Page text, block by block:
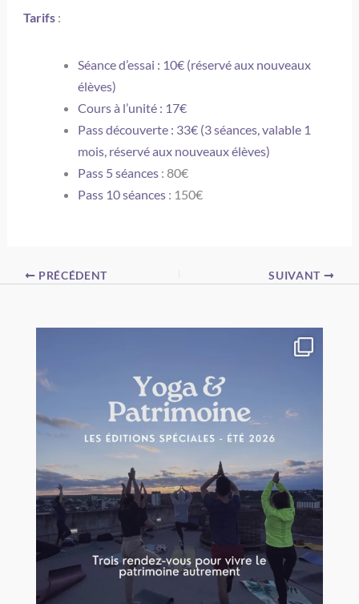
Tarifs:
Séance d’essai : 10€ (réservé aux nouveaux
élèves)
Cours à l’unité : 17€
Pass découverte : 33€ (3 séances, valable 1
mois, réservé aux nouveaux élèves)
Pass 5 séances: 80€
Pass 10 séances: 150€
PRÉCÉDENT SUIVANT